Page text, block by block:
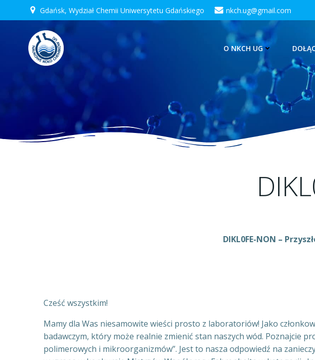
to
Gdańsk, Wydział Chemii Uniwersytetu Gdańskiego nkch.ug@gmail.com
O NKCH UG
DIKL0FE-NON –
Cześć wszystkim!
Mamy dla Was niesamowite wieści prosto z laboratoriów! Jako
badawczym, który może realnie zmienić stan naszych wód. Poznajcie
polimerowych i mikroorganizmów”. Jest to nasza odpowiedź na